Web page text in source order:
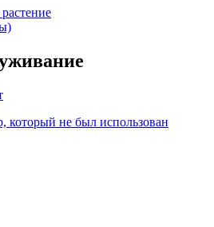
который не был использован